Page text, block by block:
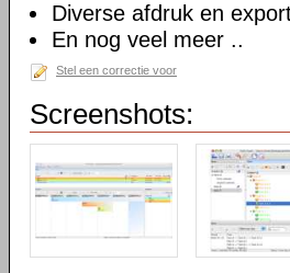
Diverse afdruk en
En nog veel meer ..
Stel een correctie voor
Screenshots: